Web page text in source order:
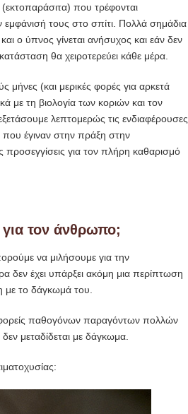
(εκτοπαράσιτα) που τρέφονται
εμφάνισή τους στο σπίτι. Πολλά σημάδια
ο ύπνος γίνεται ανήσυχος και εάν δεν
θα χειροτερεύει κάθε μέρα.
μήνες (και μερικές φορές για αρκετά
με τη βιολογία των κοριών και τον
λεπτομερώς τις ενδιαφέρουσες
έγιναν στην πράξη στην
προσεγγίσεις για τον πλήρη καθαρισμό
για τον άνθρωπο;
να μιλήσουμε για την
δεν έχει υπάρξει ακόμη μια περίπτωση
με το δάγκωμά του.
φορείς παθογόνων παραγόντων πολλών
μεταδίδεται με δάγκωμα.